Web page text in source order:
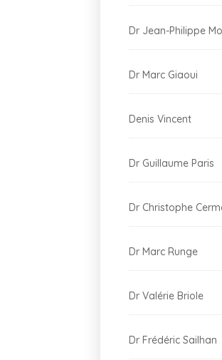
Dr Jean-Philippe
Dr Marc Giaoui
Denis Vincent
Dr Guillaume Paris
Dr Christophe
Dr Marc Runge
Dr Valérie Briole
Dr Frédéric Sailhan